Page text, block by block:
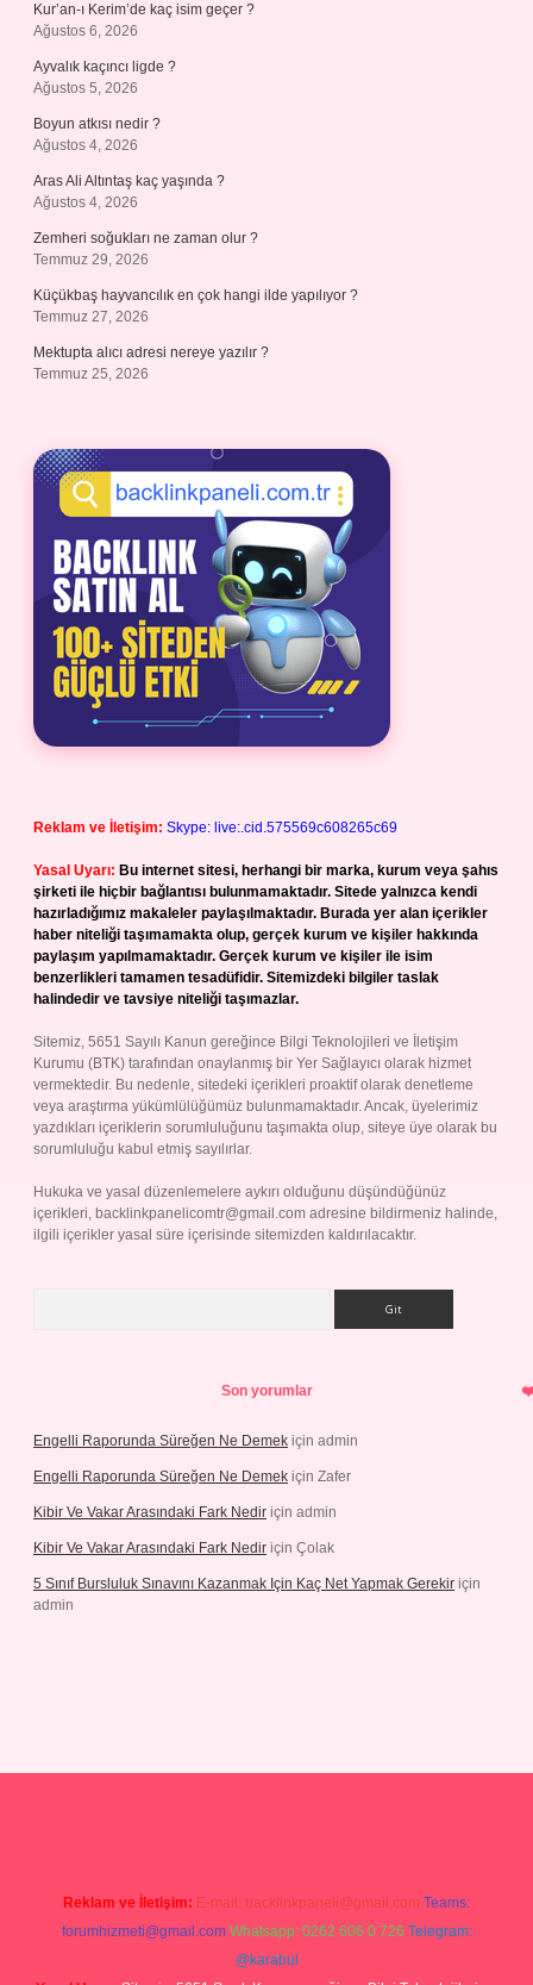
Kur’an-ı Kerim’de kaç isim geçer ?
Ağustos 6, 2026
Ayvalık kaçıncı ligde ?
Ağustos 5, 2026
Boyun atkısı nedir ?
Ağustos 4, 2026
Aras Ali Altıntaş kaç yaşında ?
Ağustos 4, 2026
Zemheri soğukları ne zaman olur ?
Temmuz 29, 2026
Küçükbaş hayvancılık en çok hangi ilde yapılıyor ?
Temmuz 27, 2026
Mektupta alıcı adresi nereye yazılır ?
Temmuz 25, 2026
Reklam ve İletişim: Skype: live:.cid.575569c608265c69
Yasal Uyarı: Bu internet sitesi, herhangi bir marka, kurum veya şahıs
şirketi ile hiçbir bağlantısı bulunmamaktadır. Sitede yalnızca kendi
hazırladığımız makaleler paylaşılmaktadır. Burada yer alan içerikler
haber niteliği taşımamakta olup, gerçek kurum ve kişiler hakkında
paylaşım yapılmamaktadır. Gerçek kurum ve kişiler ile isim
benzerlikleri tamamen tesadüfidir. Sitemizdeki bilgiler taslak
halindedir ve tavsiye niteliği taşımazlar.
Sitemiz, 5651 Sayılı Kanun gereğince Bilgi Teknolojileri ve İletişim
Kurumu (BTK) tarafından onaylanmış bir Yer Sağlayıcı olarak hizmet
vermektedir. Bu nedenle, sitedeki içerikleri proaktif olarak denetleme
veya araştırma yükümlülüğümüz bulunmamaktadır. Ancak, üyelerimiz
yazdıkları içeriklerin sorumluluğunu taşımakta olup, siteye üye olarak bu
sorumluluğu kabul etmiş sayılırlar.
Hukuka ve yasal düzenlemelere aykırı olduğunu düşündüğünüz
içerikleri, backlinkpanelicomtr@gmail.com adresine bildirmeniz halinde,
ilgili içerikler yasal süre içerisinde sitemizden kaldırılacaktır.
Son yorumlar
Engelli Raporunda Süreğen Ne Demek için admin
Engelli Raporunda Süreğen Ne Demek için Zafer
Kibir Ve Vakar Arasındaki Fark Nedir için admin
Kibir Ve Vakar Arasındaki Fark Nedir için Çolak
5 Sınıf Bursluluk Sınavını Kazanmak Için Kaç Net Yapmak Gerekir için
admin
Reklam ve İletişim: E-mail: backlinkpaneli@gmail.com Teams:
forumhizmeti@gmail.com Whatsapp: 0262 606 0 726 Telegram:
@karabul